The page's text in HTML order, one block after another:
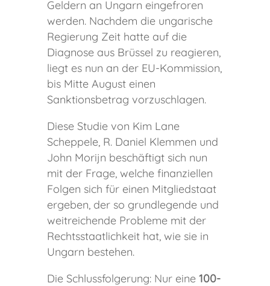
Geldern an Ungarn eingefroren
werden. Nachdem die ungarische
Regierung Zeit hatte auf die
Diagnose aus Brüssel zu reagieren,
liegt es nun an der EU-Kommission,
bis Mitte August einen
Sanktionsbetrag vorzuschlagen.
Diese Studie von Kim Lane
Scheppele, R. Daniel Klemmen und
John Morijn beschäftigt sich nun
mit der Frage, welche finanziellen
Folgen sich für einen Mitgliedstaat
ergeben, der so grundlegende und
weitreichende Probleme mit der
Rechtsstaatlichkeit hat, wie sie in
Ungarn bestehen.
Die Schlussfolgerung: Nur eine100-